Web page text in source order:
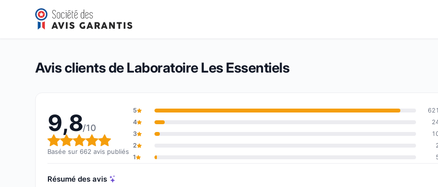
Laboratoire Les Essentiels
Note globale : 9,8 sur 10
9,8/10(662 avis)
Avis clients de Laboratoire Les Essentiels
9,8/10
Note globale : 9,8 sur 10
Basée sur 662 avis publiés
5
621
4
3
2
1
Résumé des avis